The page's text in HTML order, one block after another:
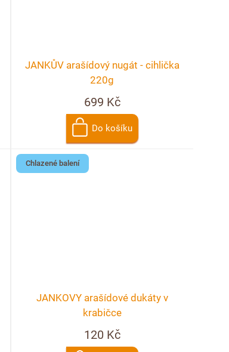
JANKŮV arašídový nugát - cihlička
220g
699 Kč
Do košíku
Chlazené balení
JANKOVY arašídové dukáty v
krabičce
120 Kč